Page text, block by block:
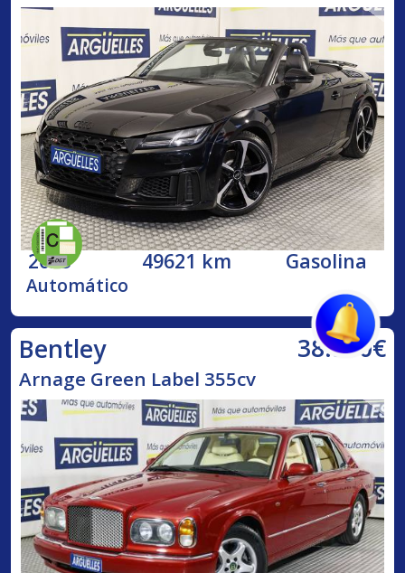
2023 49621 km Gasolina
Automático
Bentley 38.500€
Arnage Green Label 355cv